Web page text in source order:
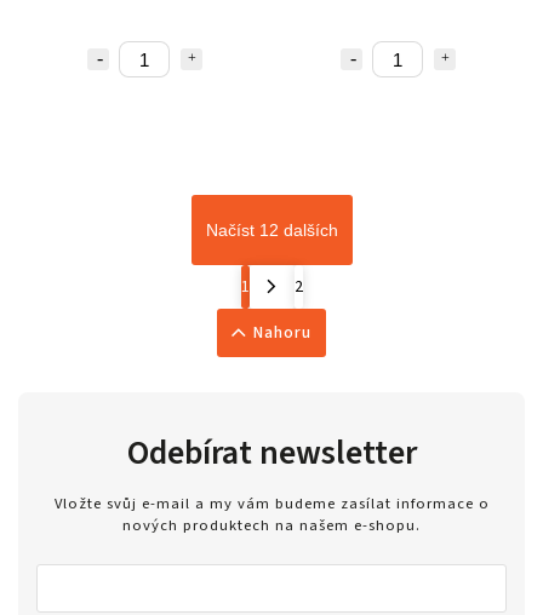
Načíst 12 dalších
1
2
Nahoru
Odebírat newsletter
Vložte svůj e-mail a my vám budeme zasílat informace o
nových produktech na našem e-shopu.